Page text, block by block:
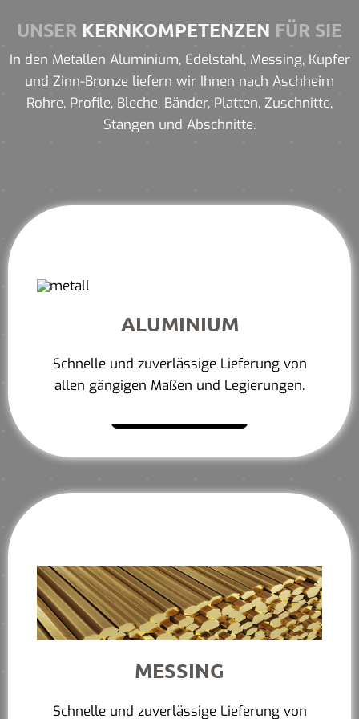
UNSER KERNKOMPETENZEN FÜR SIE
In den Metallen Aluminium, Edelstahl, Messing, Kupfer
und Zinn-Bronze liefern wir Ihnen nach Aschheim
Rohre, Profile, Bleche, Bänder, Platten, Zuschnitte,
Stangen und Abschnitte.
ALUMINIUM
Schnelle und zuverlässige Lieferung von
allen gängigen Maßen und Legierungen.
MESSING
Schnelle und zuverlässige Lieferung von